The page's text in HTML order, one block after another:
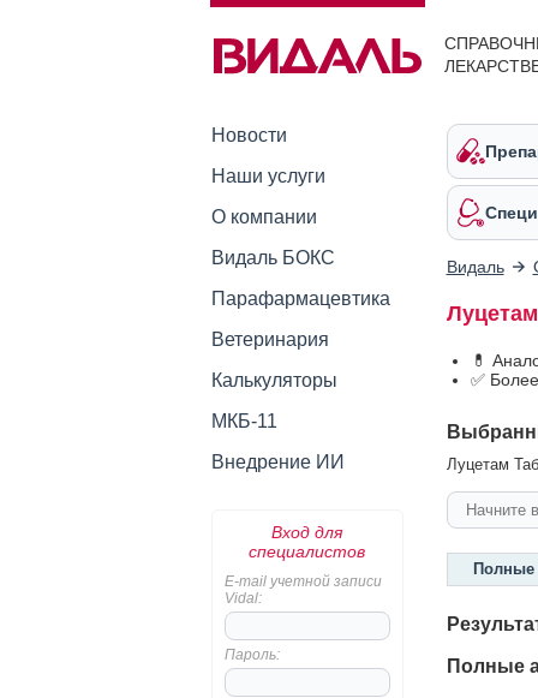
Новости
Наши услуги
О компании
Видаль БОКС
Парафармацевтика
Ветеринария
Калькуляторы
МКБ-11
Внедрение ИИ
Вход для
специалистов
E-mail учетной записи
Vidal:
Пароль:
Видаль
💊
✅
Луцетам
Полные
Полные